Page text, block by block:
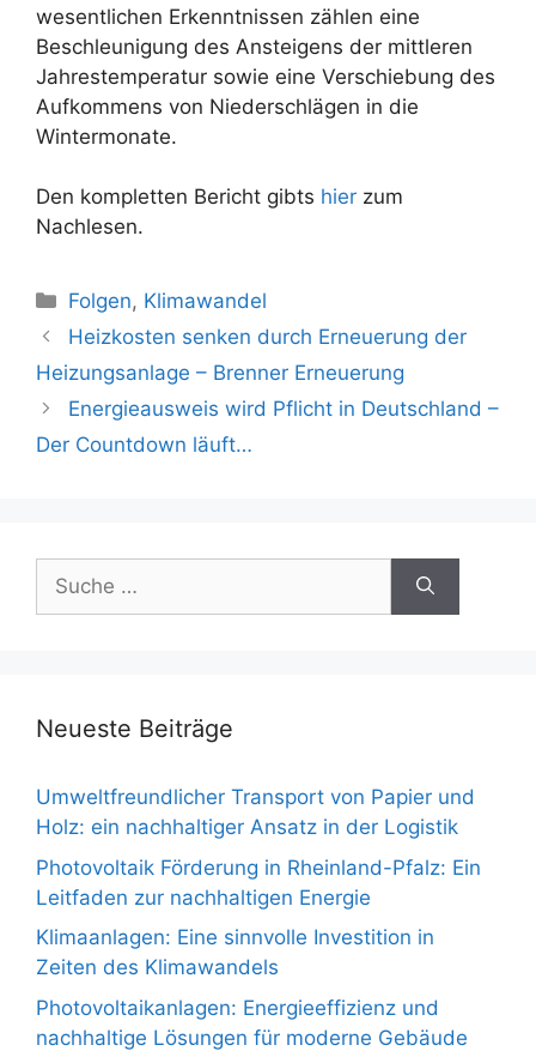
wesentlichen Erkenntnissen zählen eine
Beschleunigung des Ansteigens der mittleren
Jahrestemperatur sowie eine Verschiebung des
Aufkommens von Niederschlägen in die
Wintermonate.
Den kompletten Bericht gibts hier zum
Nachlesen.
Kategorien
Folgen, Klimawandel
Beitrags-
Navigation
Heizkosten senken durch Erneuerung der
Heizungsanlage – Brenner Erneuerung
Energieausweis wird Pflicht in Deutschland –
Der Countdown läuft…
Suche
nach:
Neueste Beiträge
Umweltfreundlicher Transport von Papier und
Holz: ein nachhaltiger Ansatz in der Logistik
Photovoltaik Förderung in Rheinland-Pfalz: Ein
Leitfaden zur nachhaltigen Energie
Klimaanlagen: Eine sinnvolle Investition in
Zeiten des Klimawandels
Photovoltaikanlagen: Energieeffizienz und
nachhaltige Lösungen für moderne Gebäude